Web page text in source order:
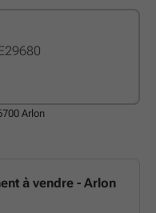
Arlon
à vendre - Arlon